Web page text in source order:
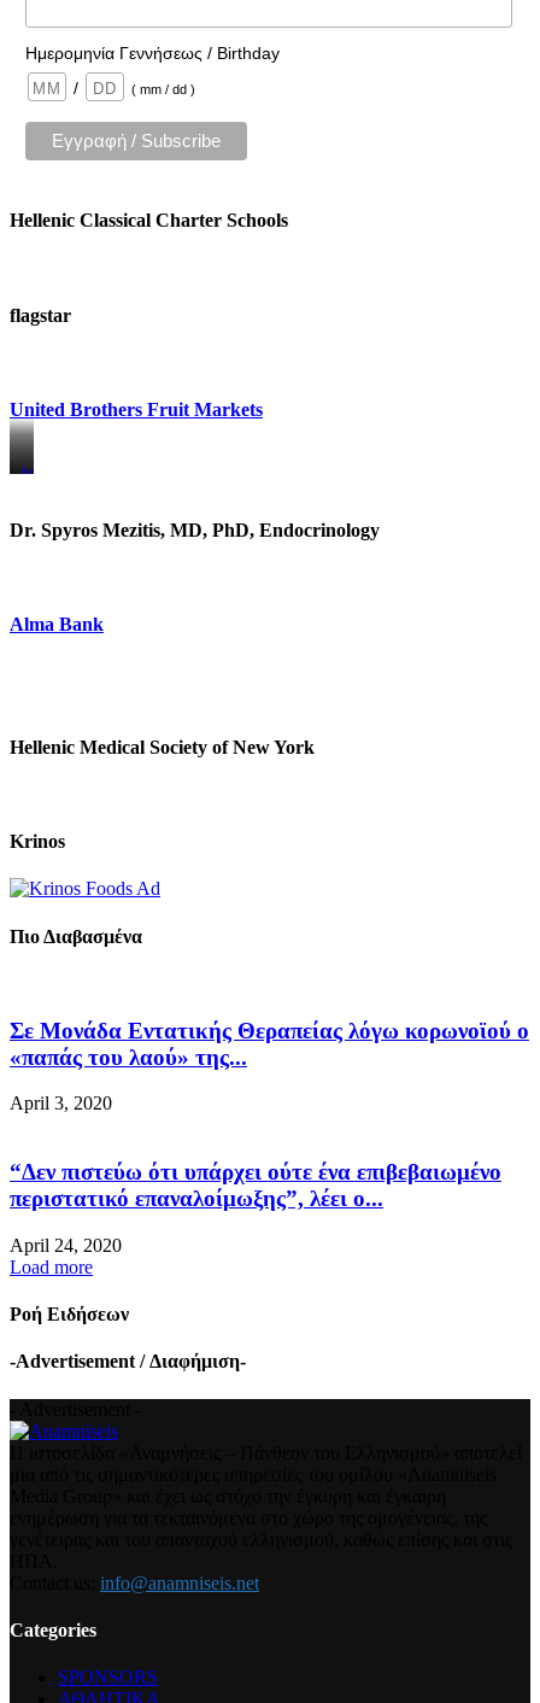
Ημερομηνία Γεννήσεως / Birthday
/
( mm / dd )
Hellenic Classical Charter Schools
flagstar
United Brothers Fruit Markets
https://www.unitedbrothersfruitmarkets.com/
https://www.unitedbrothersfruitmarkets.com/
Dr. Spyros Mezitis, MD, PhD, Endocrinology
Alma Bank
Hellenic Medical Society of New York
Krinos
Πιο Διαβασμένα
Σε Μονάδα Εντατικής Θεραπείας λόγω κορωνοϊού ο
«παπάς του λαού» της...
April 3, 2020
“Δεν πιστεύω ότι υπάρχει ούτε ένα επιβεβαιωμένο
περιστατικό επαναλοίμωξης”, λέει ο...
April 24, 2020
Load more
Ροή Ειδήσεων
-Advertisement / Διαφήμιση-
info@anamniseis.net
Categories
SPONSORS
ΑΘΛΗΤΙΚΑ